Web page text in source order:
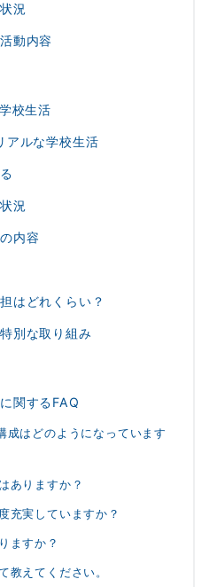
況
動内容
校生活
アルな学校生活
況
内容
はどれくらい？
別な取り組み
関するFAQ
成はどのようになっています
ありますか？
充実していますか？
ますか？
教えてください。